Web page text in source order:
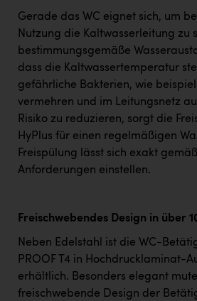
Gerade das WC eignet sich, um
Nutzung die Kaltwasserleitung zu
bestimmungsgemäße
dass die Kaltwassertemperatur
gefährliche Bakterien, wie
vermehren und im Leitungsnetz
Risiko zu reduzieren, sorgt die
HyPlus für einen regelmäßigen
Freispülung lässt sich exakt
Anforderungen einstellen.
Freischwebendes Design in über
Neben Edelstahl ist die WC-
PROOF T4 in Hochdrucklaminat-
erhältlich. Besonders elegant
freischwebende Design der